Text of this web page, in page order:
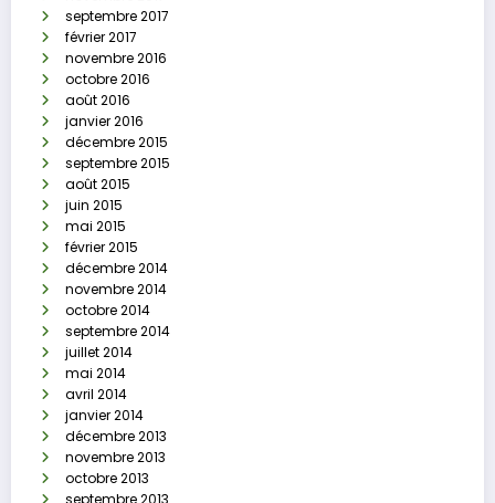
septembre 2017
février 2017
novembre 2016
octobre 2016
août 2016
janvier 2016
décembre 2015
septembre 2015
août 2015
juin 2015
mai 2015
février 2015
décembre 2014
novembre 2014
octobre 2014
septembre 2014
juillet 2014
mai 2014
avril 2014
janvier 2014
décembre 2013
novembre 2013
octobre 2013